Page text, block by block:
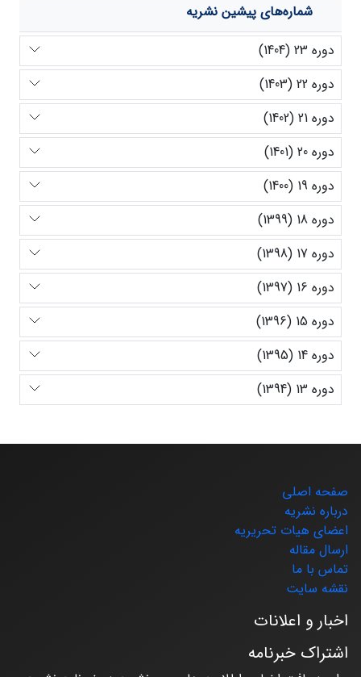
شماره‌های پیشین نشریه
دوره 23 (1404)
دوره 22 (1403)
دوره 21 (1402)
دوره 20 (1401)
دوره 19 (1400)
دوره 18 (1399)
دوره 17 (1398)
دوره 16 (1397)
دوره 15 (1396)
دوره 14 (1395)
دوره 13 (1394)
صفحه اصلی
درباره نشریه
اعضای هیات تحریریه
ارسال مقاله
تماس با ما
نقشه سایت
اخبار و اعلانات
اشتراک خبرنامه